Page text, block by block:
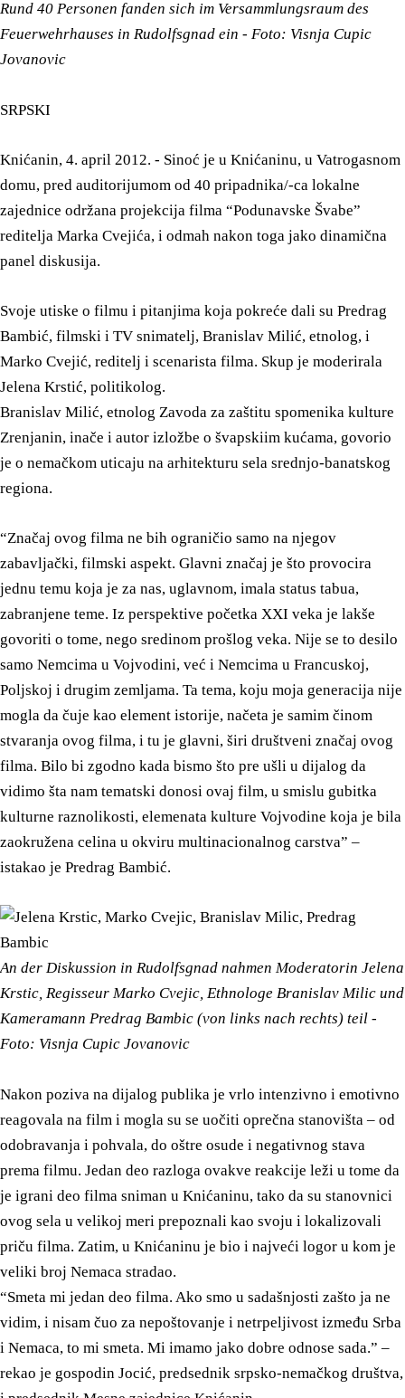
Rund 40 Personen fanden sich im Versammlungsraum des
Feuerwehrhauses in Rudolfsgnad ein - Foto: Visnja Cupic
Jovanovic
SRPSKI
Knićanin, 4. april 2012. - Sinoć je u Knićaninu, u Vatrogasnom
domu, pred auditorijumom od 40 pripadnika/-ca lokalne
zajednice održana projekcija filma “Podunavske Švabe”
reditelja Marka Cvejića, i odmah nakon toga jako dinamična
panel diskusija.
Svoje utiske o filmu i pitanjima koja pokreće dali su Predrag
Bambić, filmski i TV snimatelj, Branislav Milić, etnolog, i
Marko Cvejić, reditelj i scenarista filma. Skup je moderirala
Jelena Krstić, politikolog.
Branislav Milić, etnolog Zavoda za zaštitu spomenika kulture
Zrenjanin, inače i autor izložbe o švapskiim kućama, govorio
je o nemačkom uticaju na arhitekturu sela srednjo-banatskog
regiona.
“Značaj ovog filma ne bih ograničio samo na njegov
zabavljački, filmski aspekt. Glavni značaj je što provocira
jednu temu koja je za nas, uglavnom, imala status tabua,
zabranjene teme. Iz perspektive početka XXI veka je lakše
govoriti o tome, nego sredinom prošlog veka. Nije se to desilo
samo Nemcima u Vojvodini, već i Nemcima u Francuskoj,
Poljskoj i drugim zemljama. Ta tema, koju moja generacija nije
mogla da čuje kao element istorije, načeta je samim činom
stvaranja ovog filma, i tu je glavni, širi društveni značaj ovog
filma. Bilo bi zgodno kada bismo što pre ušli u dijalog da
vidimo šta nam tematski donosi ovaj film, u smislu gubitka
kulturne raznolikosti, elemenata kulture Vojvodine koja je bila
zaokružena celina u okviru multinacionalnog carstva” –
istakao je Predrag Bambić.
An der Diskussion in Rudolfsgnad nahmen Moderatorin Jelena
Krstic, Regisseur Marko Cvejic, Ethnologe Branislav Milic und
Kameramann Predrag Bambic (von links nach rechts) teil -
Foto: Visnja Cupic Jovanovic
Nakon poziva na dijalog publika je vrlo intenzivno i emotivno
reagovala na film i mogla su se uočiti oprečna stanovišta – od
odobravanja i pohvala, do oštre osude i negativnog stava
prema filmu. Jedan deo razloga ovakve reakcije leži u tome da
je igrani deo filma sniman u Knićaninu, tako da su stanovnici
ovog sela u velikoj meri prepoznali kao svoju i lokalizovali
priču filma. Zatim, u Knićaninu je bio i najveći logor u kom je
veliki broj Nemaca stradao.
“Smeta mi jedan deo filma. Ako smo u sadašnjosti zašto ja ne
vidim, i nisam čuo za nepoštovanje i netrpeljivost između Srba
i Nemaca, to mi smeta. Mi imamo jako dobre odnose sada.” –
rekao je gospodin Jocić, predsednik srpsko-nemačkog društva,